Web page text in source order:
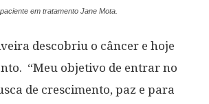
em tratamento Jane Mota.
descobriu o câncer e hoje
“Meu objetivo de entrar no
de crescimento, paz e para